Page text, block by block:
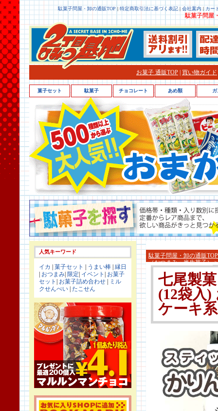
駄菓子問屋・卸の通販TOP | 特定商取引法に基づく表記 | 会社案内 | カー
駄菓子問屋
お菓子 通販TOP 買い物ガイド
人気キーワード
イカ 菓子セット うまい棒 縁日
おつまみ 限定 イベント
お菓子
セット
お菓子詰め合わせ
ミル
クせんべい たこせん
駄菓子問屋・卸の通販TOP
（おつまみ・半生菓子）
七尾製
(12袋入)
ケーキ